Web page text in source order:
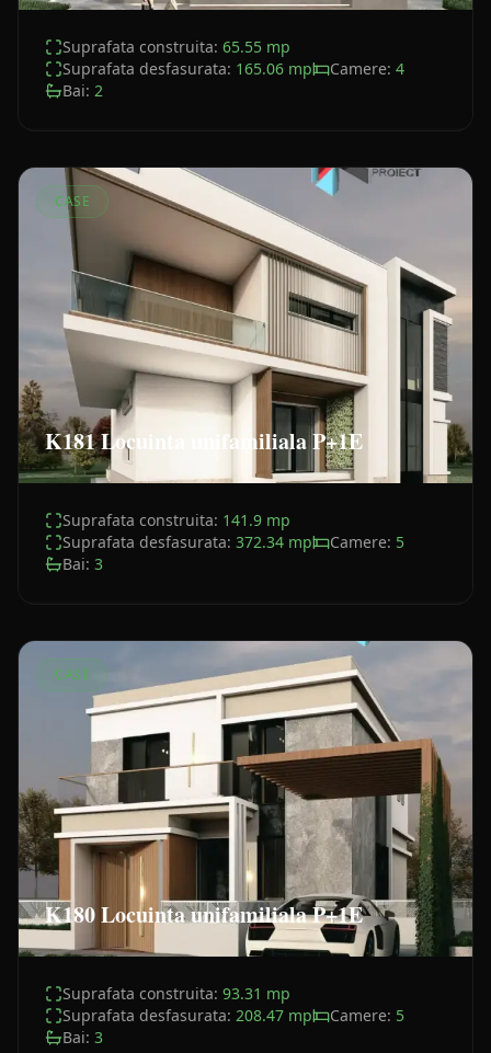
Suprafata construita: 65.55 mp
Suprafata desfasurata: 165.06 mp Camere: 4
Bai: 2
CASE
K181 Locuinta unifamiliala P+1E
Suprafata construita: 141.9 mp
Suprafata desfasurata: 372.34 mp Camere: 5
Bai: 3
CASE
K180 Locuinta unifamiliala P+1E
Suprafata construita: 93.31 mp
Suprafata desfasurata: 208.47 mp Camere: 5
Bai: 3